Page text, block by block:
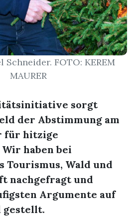
FOTO: KEREM
MAURER
sorgt
der Abstimmung am
für hitzige
haben bei
Tourismus, Wald und
nachgefragt und
Argumente auf
gestellt.